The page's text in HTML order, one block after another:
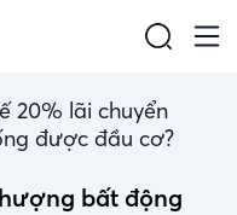
20% lãi chuyển
được đầu cơ?
bất động